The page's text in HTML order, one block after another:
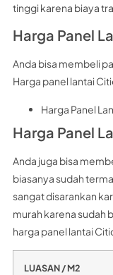
tinggi karena biaya
Harga Panel
Anda bisa membeli
Harga panel lantai
Harga Panel
Harga Panel
Anda juga bisa
biasanya sudah
sangat disarankan
murah karena sudah
harga panel lantai
LUASAN / M2